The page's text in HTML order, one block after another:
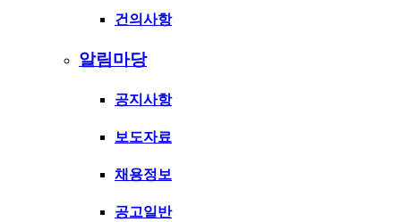
건의사항
알림마당
공지사항
보도자료
채용정보
공고일반